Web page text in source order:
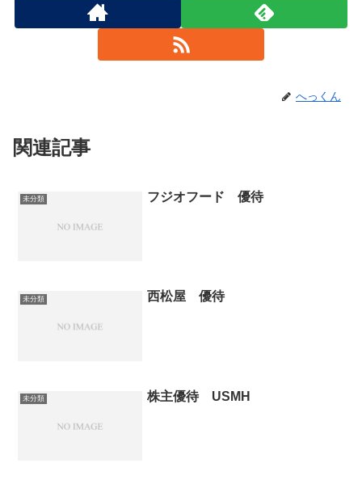
へっくん
関連記事
未分類 フジオフード 優待
未分類 西松屋 優待
未分類 株主優待 USMH